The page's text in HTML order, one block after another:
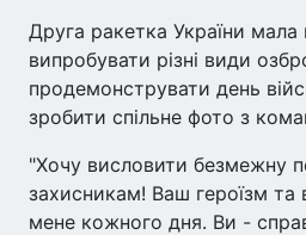
Друга ракетка України мала
випробувати різні види
продемонструвати день
зробити спільне фото з
"Хочу висловити безмежну
захисникам! Ваш героїзм та
мене кожного дня. Ви -